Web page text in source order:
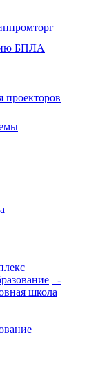
БПЛА
-
школа